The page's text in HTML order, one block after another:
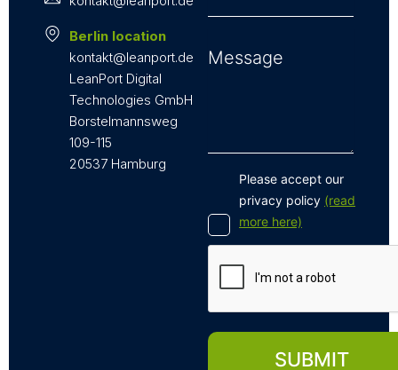
Berlin location
kontakt@leanport.de
LeanPort Digital
Technologies GmbH
Borstelmannsweg
109-115
20537 Hamburg
Please accept our
privacy policy (read
more here)